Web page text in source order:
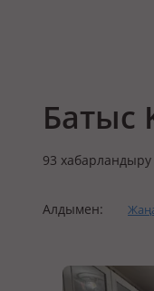
Батыс
93
Алдымен: